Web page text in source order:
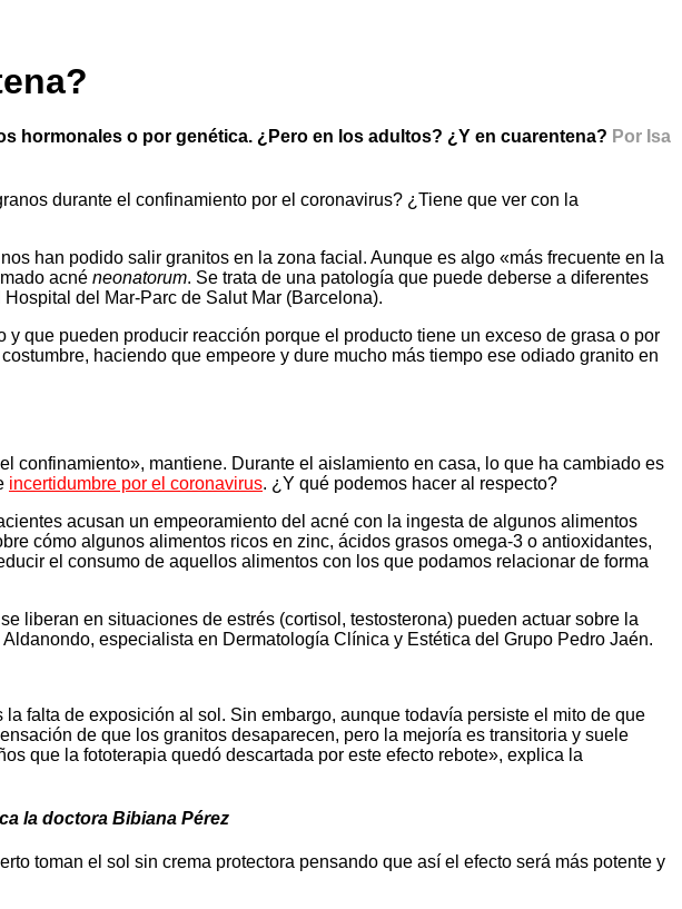
hormonales o por genética. ¿Pero en los adultos? ¿Y en cuarentena? Por Isa
durante el confinamiento por el coronavirus? ¿Tiene que ver con la
han podido salir granitos en la zona facial. Aunque es algo «más frecuente en la
acné neonatorum. Se trata de una patología que puede deberse a diferentes
del Mar-Parc de Salut Mar (Barcelona).
que pueden producir reacción porque el producto tiene un exceso de grasa o por
haciendo que empeore y dure mucho más tiempo ese odiado granito en
mantiene. Durante el aislamiento en casa, lo que ha cambiado es
incertidumbre por el coronavirus. ¿Y qué podemos hacer al respecto?
acusan un empeoramiento del acné con la ingesta de algunos alimentos
cómo algunos alimentos ricos en zinc, ácidos grasos omega-3 o antioxidantes,
el consumo de aquellos alimentos con los que podamos relacionar de forma
liberan en situaciones de estrés (cortisol, testosterona) pueden actuar sobre la
especialista en Dermatología Clínica y Estética del Grupo Pedro Jaén.
falta de exposición al sol. Sin embargo, aunque todavía persiste el mito de que
de que los granitos desaparecen, pero la mejoría es transitoria y suele
que la fototerapia quedó descartada por este efecto rebote», explica la
la doctora Bibiana Pérez
toman el sol sin crema protectora pensando que así el efecto será más potente y